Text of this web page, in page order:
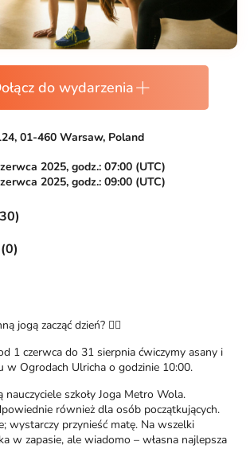
do wydarzenia
01-460 Warsaw, Poland
2025, godz.: 07:00 (UTC)
2025, godz.: 09:00 (UTC)
jogą zacząć dzień? 🧘‍♀️
1 czerwca do 31 sierpnia ćwiczymy asany i
w Ogrodach Ulricha o godzinie 10:00.
nauczyciele szkoły Joga Metro Wola.
również dla osób początkujących.
wystarczy przynieść matę. Na wszelki
w zapasie, ale wiadomo – własna najlepsza